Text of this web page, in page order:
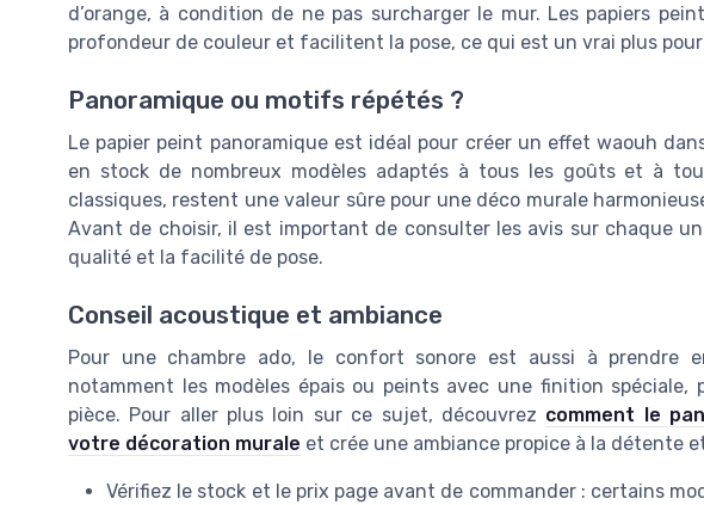
d’orange, à condition de ne pas surcharger le mur. Les papiers
profondeur de couleur et facilitent la pose, ce qui est un vrai plus
Panoramique ou motifs répétés ?
Le papier peint panoramique est idéal pour créer un effet waouh
en stock de nombreux modèles adaptés à tous les goûts et à
classiques, restent une valeur sûre pour une déco murale
Avant de choisir, il est important de consulter les avis sur chaque
qualité et la facilité de pose.
Conseil acoustique et ambiance
Pour une chambre ado, le confort sonore est aussi à prendre
notamment les modèles épais ou peints avec une finition spéciale,
pièce. Pour aller plus loin sur ce sujet, découvrez comment le
votre décoration murale et crée une ambiance propice à la détente
Vérifiez le stock et le prix page avant de commander : certains